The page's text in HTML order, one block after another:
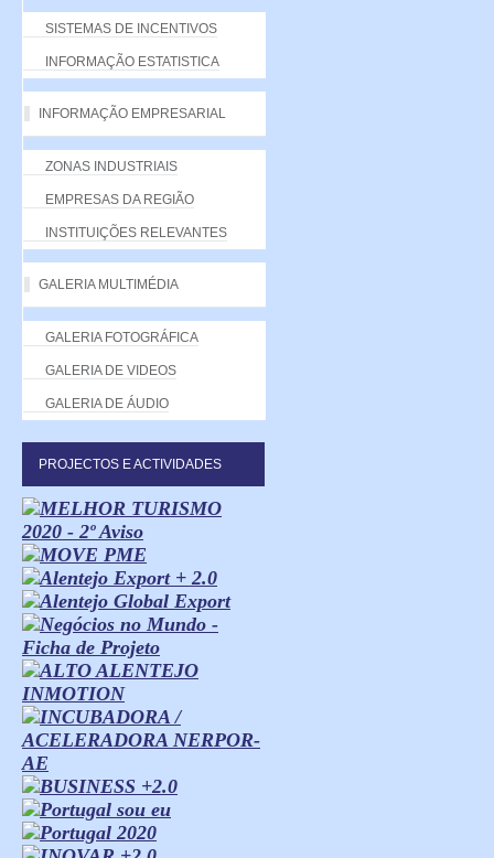
SISTEMAS DE INCENTIVOS
INFORMAÇÃO ESTATISTICA
INFORMAÇÃO EMPRESARIAL
ZONAS INDUSTRIAIS
EMPRESAS DA REGIÃO
INSTITUIÇÕES RELEVANTES
GALERIA MULTIMÉDIA
GALERIA FOTOGRÁFICA
GALERIA DE VIDEOS
GALERIA DE ÁUDIO
PROJECTOS E ACTIVIDADES